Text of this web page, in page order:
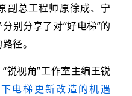
副总工程师原徐成、宁
别分享了对“好电梯”的
径。
锐视角”工作室主编王锐
电梯更新改造的机遇